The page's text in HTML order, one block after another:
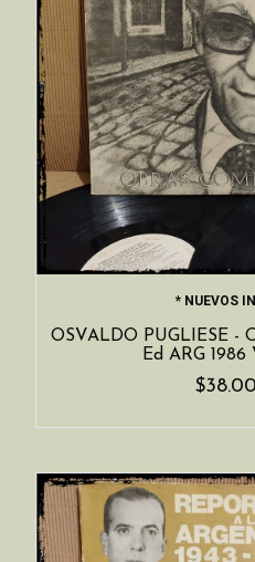
* NUEVOS
OSVALDO PUGLIESE -
Ed ARG